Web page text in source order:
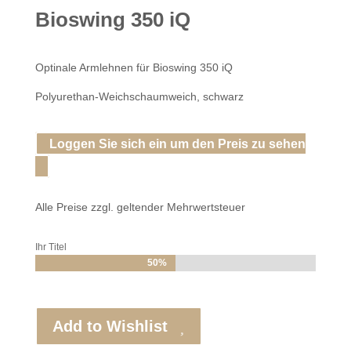
Bioswing 350 iQ
Optinale Armlehnen für Bioswing 350 iQ
Polyurethan-Weichschaumweich, schwarz
Loggen Sie sich ein um den Preis zu sehen
Alle Preise zzgl. geltender Mehrwertsteuer
Ihr Titel
50%
50%
Add to Wishlist